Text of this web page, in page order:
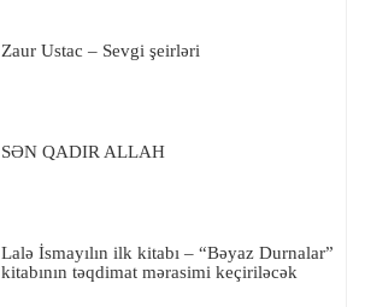
Zaur Ustac – Sevgi şeirləri
SƏN QADIR ALLAH
Lalə İsmayılın ilk kitabı – “Bəyaz Durnalar”
kitabının təqdimat mərasimi keçiriləcək